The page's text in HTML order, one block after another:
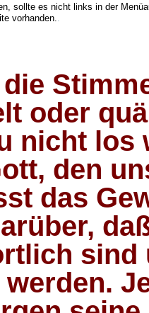
sollte es nicht links in der
vorhanden.
oder
nicht los
den
das
sind